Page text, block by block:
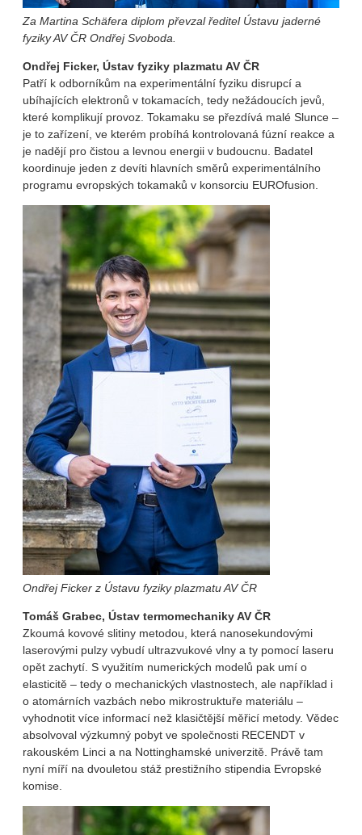
Za Martina Schäfera diplom převzal ředitel Ústavu jaderné
fyziky AV ČR Ondřej Svoboda.
Ondřej Ficker, Ústav fyziky plazmatu AV ČR
Patří k odborníkům na experimentální fyziku disrupcí a
ubíhajících elektronů v tokamacích, tedy nežádoucích jevů,
které komplikují provoz. Tokamaku se přezdívá malé Slunce –
je to zařízení, ve kterém probíhá kontrolovaná fúzní reakce a
je nadějí pro čistou a levnou energii v budoucnu. Badatel
koordinuje jeden z devíti hlavních směrů experimentálního
programu evropských tokamaků v konsorciu EUROfusion.
Ondřej Ficker z Ústavu fyziky plazmatu AV ČR
Tomáš Grabec, Ústav termomechaniky AV ČR
Zkoumá kovové slitiny metodou, která nanosekundovými
laserovými pulzy vybudí ultrazvukové vlny a ty pomocí laseru
opět zachytí. S využitím numerických modelů pak umí o
elasticitě – tedy o mechanických vlastnostech, ale například i
o atomárních vazbách nebo mikrostruktuře materiálu –
vyhodnotit více informací než klasičtější měřicí metody. Vědec
absolvoval výzkumný pobyt ve společnosti RECENDT v
rakouském Linci a na Nottinghamské univerzitě. Právě tam
nyní míří na dvouletou stáž prestižního stipendia Evropské
komise.